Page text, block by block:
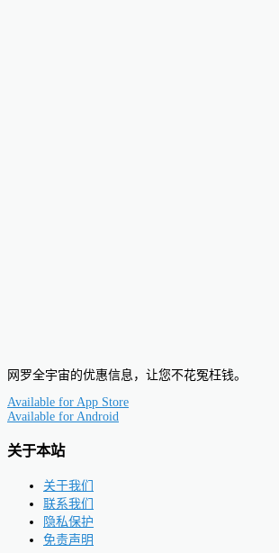
网罗全宇宙的优惠信息，让您不花冤枉钱。
Available for App Store
Available for Android
关于本站
关于我们
联系我们
隐私保护
免责声明